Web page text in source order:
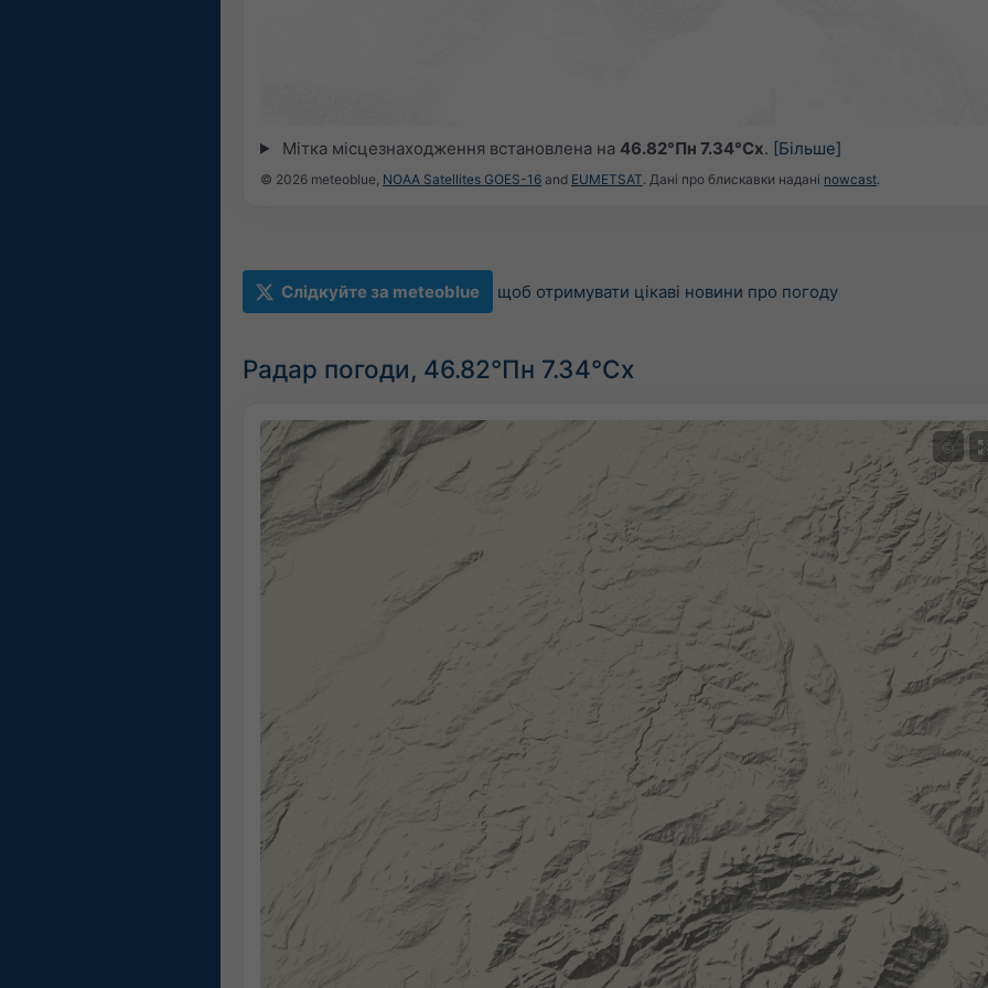
Мітка місцезнаходження встановлена на 46.82°Пн 7.34°Сх. [Більше]
© 2026 meteoblue, NOAA Satellites GOES-16 and EUMETSAT. Дані про блискавки надані nowcast.
Слідкуйте за meteoblue щоб отримувати цікаві новини про погоду
Радар погоди, 46.82°Пн 7.34°Сх
©